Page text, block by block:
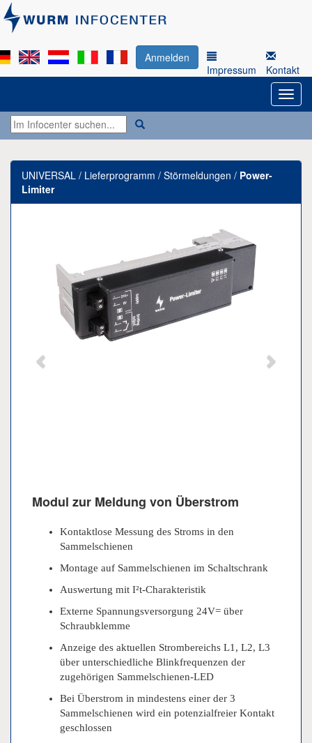
Anmelden
Impressum
Kontakt
UNIVERSAL / Lieferprogramm / Störmeldungen / Power-
Limiter
Modul zur Meldung von Überstrom
Kontaktlose Messung des Stroms in den
Sammelschienen
Montage auf Sammelschienen im Schaltschrank
Auswertung mit I²t-Charakteristik
Externe Spannungsversorgung 24V= über
Schraubklemme
Anzeige des aktuellen Strombereichs L1, L2, L3
über unterschiedliche Blinkfrequenzen der
zugehörigen Sammelschienen-LED
Bei Überstrom in mindestens einer der 3
Sammelschienen wird ein potenzialfreier Kontakt
geschlossen